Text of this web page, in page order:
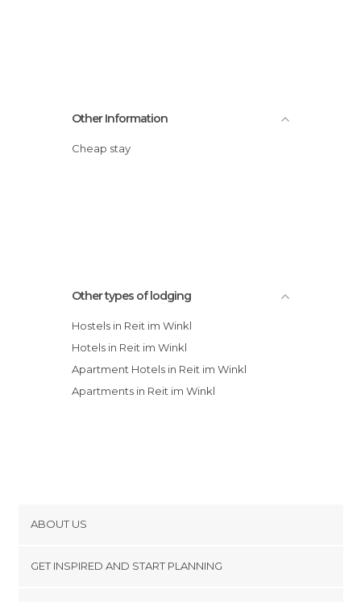
Other Information
Cheap stay
Other types of lodging
Hostels in Reit im Winkl
Hotels in Reit im Winkl
Apartment Hotels in Reit im Winkl
Apartments in Reit im Winkl
ABOUT US
GET INSPIRED AND START PLANNING